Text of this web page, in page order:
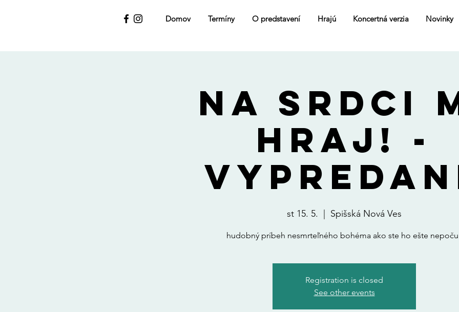
Domov Termíny O predstavení Hrajú Koncertná verzia Novinky
NA SRDCI
HRAJ! -
st 15. 5. Spišská Nová Ves
hudobný príbeh nesmrteľného bohéma ako ste ho ešte
Registration is closed
See other events